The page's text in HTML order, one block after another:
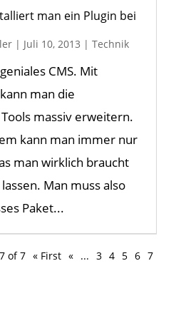
man ein Plugin bei
| Juli 10, 2013 | Technik
CMS. Mit
man die
massiv erweitern.
kann man immer nur
man wirklich braucht
Man muss also
Paket...
of 7 « First « ... 3 4 5 6 7